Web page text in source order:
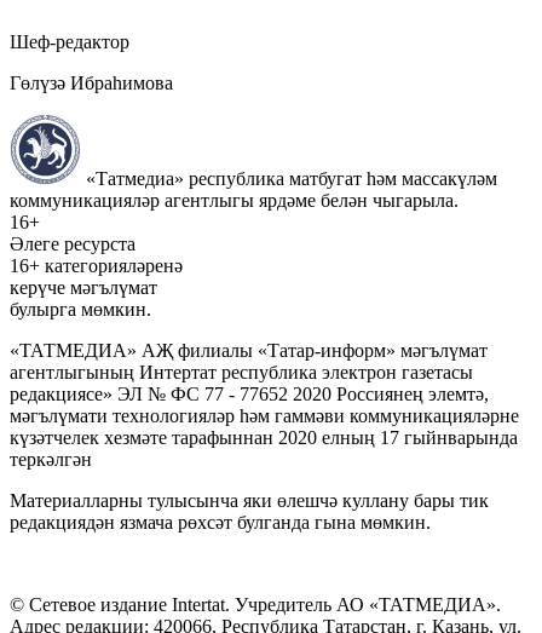
Шеф-редактор
Гөлүзә Ибраһимова
«Татмедиа» республика матбугат һәм массакүләм
коммуникацияләр агентлыгы ярдәме белән чыгарыла.
16+
Әлеге ресурста
16+ категорияләренә
керүче мәгълүмат
булырга мөмкин.
«ТАТМЕДИА» АҖ филиалы «Татар-информ» мәгълүмат
агентлыгының Интертат республика электрон газетасы
редакциясе» ЭЛ № ФС 77 - 77652 2020 Россиянең элемтә,
мәгълүмати технологияләр һәм гаммәви коммуникацияләрне
күзәтчелек хезмәте тарафыннан 2020 елның 17 гыйнварында
теркәлгән
Материалларны тулысынча яки өлешчә куллану бары тик
редакциядән язмача рөхсәт булганда гына мөмкин.
© Сетевое издание Intertat. Учредитель АО «ТАТМЕДИА».
Адрес редакции: 420066, Республика Татарстан, г. Казань, ул.